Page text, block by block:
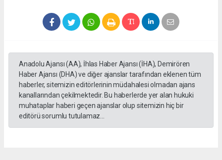
Anadolu Ajansı (AA), İhlas Haber Ajansı (İHA), Demirören
Haber Ajansı (DHA) ve diğer ajanslar tarafından eklenen tüm
haberler, sitemizin editörlerinin müdahalesi olmadan ajans
kanallarından çekilmektedir. Bu haberlerde yer alan hukuki
muhataplar haberi geçen ajanslar olup sitemizin hiç bir
editörü sorumlu tutulamaz...